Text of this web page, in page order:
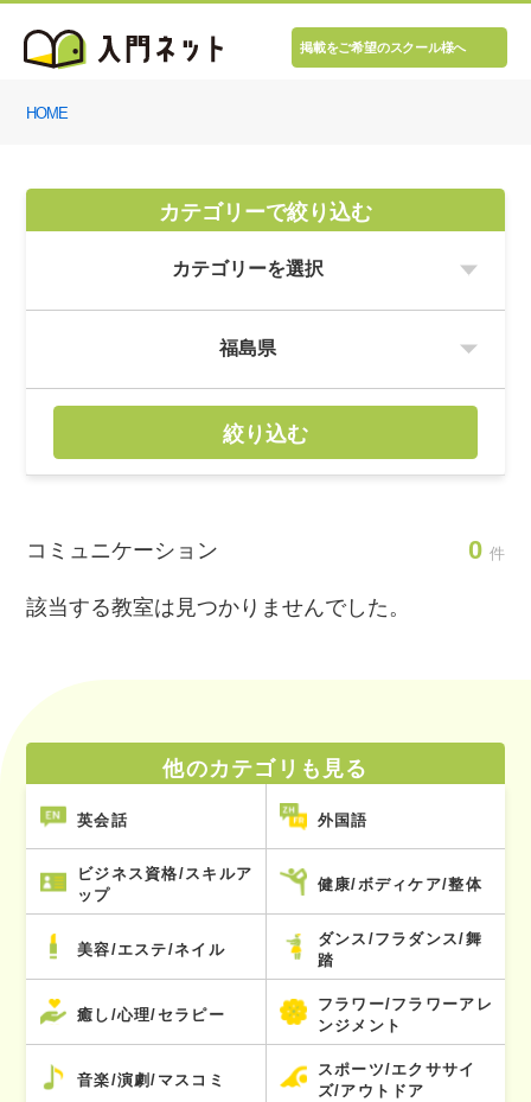
掲載をご希望のスクール様へ
HOME
カテゴリーで絞り込む
絞り込む
コミュニケーション 0 件
該当する教室は見つかりませんでした。
他のカテゴリも見る
英会話 外国語
ビジネス資格/スキルア
ップ
健康/ボディケア/整体
美容/エステ/ネイル
ダンス/フラダンス/舞
踏
癒し/心理/セラピー
フラワー/フラワーアレ
ンジメント
音楽/演劇/マスコミ
スポーツ/エクササイ
ズ/アウトドア